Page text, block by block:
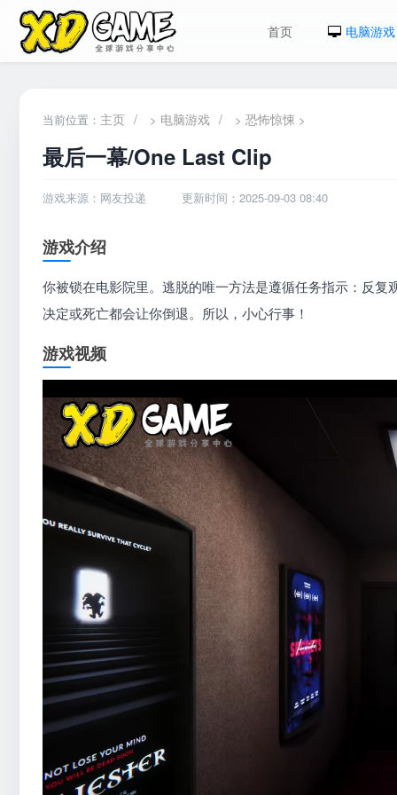
首页 电脑游戏
当前位置： 主页 / > 电脑游戏 / > 恐怖惊悚 >
最后一幕/One Last Clip
游戏来源：网友投递 更新时间：2025-09-03 08:40
游戏介绍
你被锁在电影院里。逃脱的唯一方法是遵循任务指示：反
决定或死亡都会让你倒退。所以，小心行事！
游戏视频